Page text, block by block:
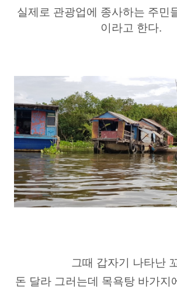
실제로 관광업에 종사하는 주민
이라고 한다.
그때 갑자기 나타난
돈 달라 그러는데 목욕탕 바가지